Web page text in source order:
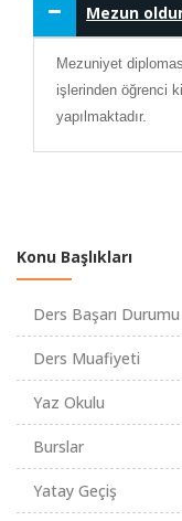
Mezun
Mezuniyet
işlerinden öğrenci
yapılmaktadır.
Konu Başlıkları
Ders Başarı Durumu
Ders Muafiyeti
Yaz Okulu
Burslar
Yatay Geçiş